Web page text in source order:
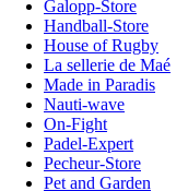
Galopp-Store
Handball-Store
House of Rugby
La sellerie de Maé
Made in Paradis
Nauti-wave
On-Fight
Padel-Expert
Pecheur-Store
Pet and Garden